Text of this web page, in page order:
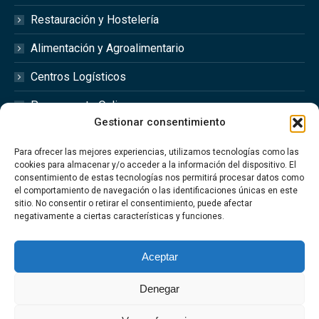
Gestionar consentimiento
Para ofrecer las mejores experiencias, utilizamos tecnologías como las
cookies para almacenar y/o acceder a la información del dispositivo. El
consentimiento de estas tecnologías nos permitirá procesar datos como
el comportamiento de navegación o las identificaciones únicas en este
sitio. No consentir o retirar el consentimiento, puede afectar
negativamente a ciertas características y funciones.
Aceptar
Denegar
Restauración y Hostelería
Alimentación y Agroalimentario
Centros Logísticos
Presupuesto Online
Redes Sociales
Síguenos en las redes sociales @optimfred_
#Optimfred #OptimfredClimatizacionIndustrial
#OptimfredIndustrial #MantenimientoIndustrial
#Climatizacion